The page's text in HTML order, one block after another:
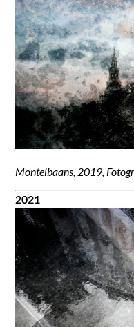
Montelbaans, 2019,
2021